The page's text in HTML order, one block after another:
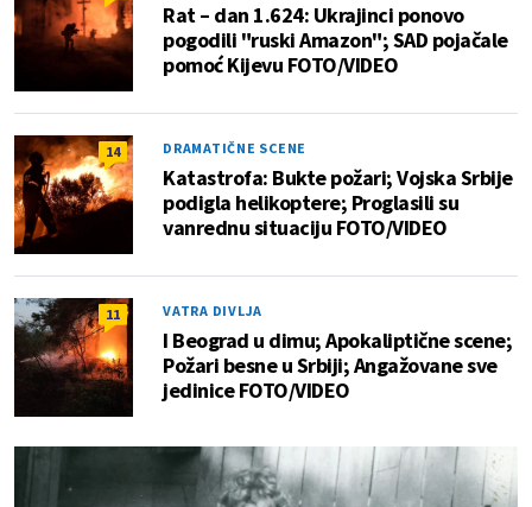
Rat – dan 1.624: Ukrajinci ponovo
pogodili "ruski Amazon"; SAD pojačale
pomoć Kijevu FOTO/VIDEO
14 DRAMATIČNE SCENE
Katastrofa: Bukte požari; Vojska Srbije
podigla helikoptere; Proglasili su
vanrednu situaciju FOTO/VIDEO
11 VATRA DIVLJA
I Beograd u dimu; Apokaliptične scene;
Požari besne u Srbiji; Angažovane sve
jedinice FOTO/VIDEO